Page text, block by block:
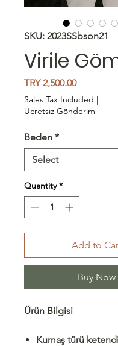
SKU: 2023SSbson21
Virile
TRY 2,500.00Price
Sales Tax Included |
Ücretsiz Gönderim
Beden *
Quantity *
Add to
Buy Now
Ürün Bilgisi
Kumaş türü